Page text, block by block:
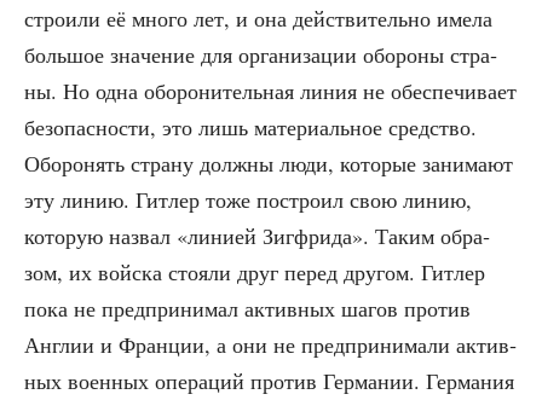
стро­и­ли её мно­го лет, и она дей­стви­тель­но име­ла
боль­шое зна­че­ние для орга­ни­за­ции обо­ро­ны стра­
ны. Но одна обо­ро­ни­тель­ная линия не обес­пе­чи­ва­ет
без­опас­но­сти, это лишь мате­ри­аль­ное сред­ство.
Обо­ро­нять стра­ну долж­ны люди, кото­рые зани­ма­ют
эту линию. Гит­лер тоже постро­ил свою линию,
кото­рую назвал «лини­ей Зиг­ф­ри­да». Таким обра­
зом, их вой­ска сто­я­ли друг перед дру­гом. Гит­лер
пока не пред­при­ни­мал актив­ных шагов про­тив
Англии и Фран­ции, а они не пред­при­ни­ма­ли актив­
ных воен­ных опе­ра­ций про­тив Гер­ма­нии. Гер­ма­ния